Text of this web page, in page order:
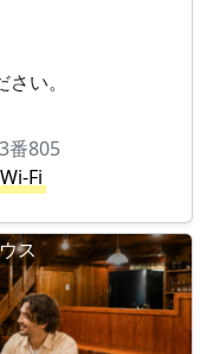
い。
番805
Wi-Fi
ス